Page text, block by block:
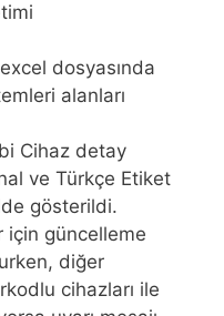
dosyasında
alanları
Cihaz detay
ve Türkçe Etiket
gösterildi.
için güncelleme
diğer
cihazları ile